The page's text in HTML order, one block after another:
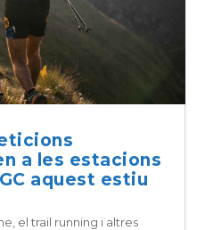
a les estacions
aquest estiu
el trail running i altres